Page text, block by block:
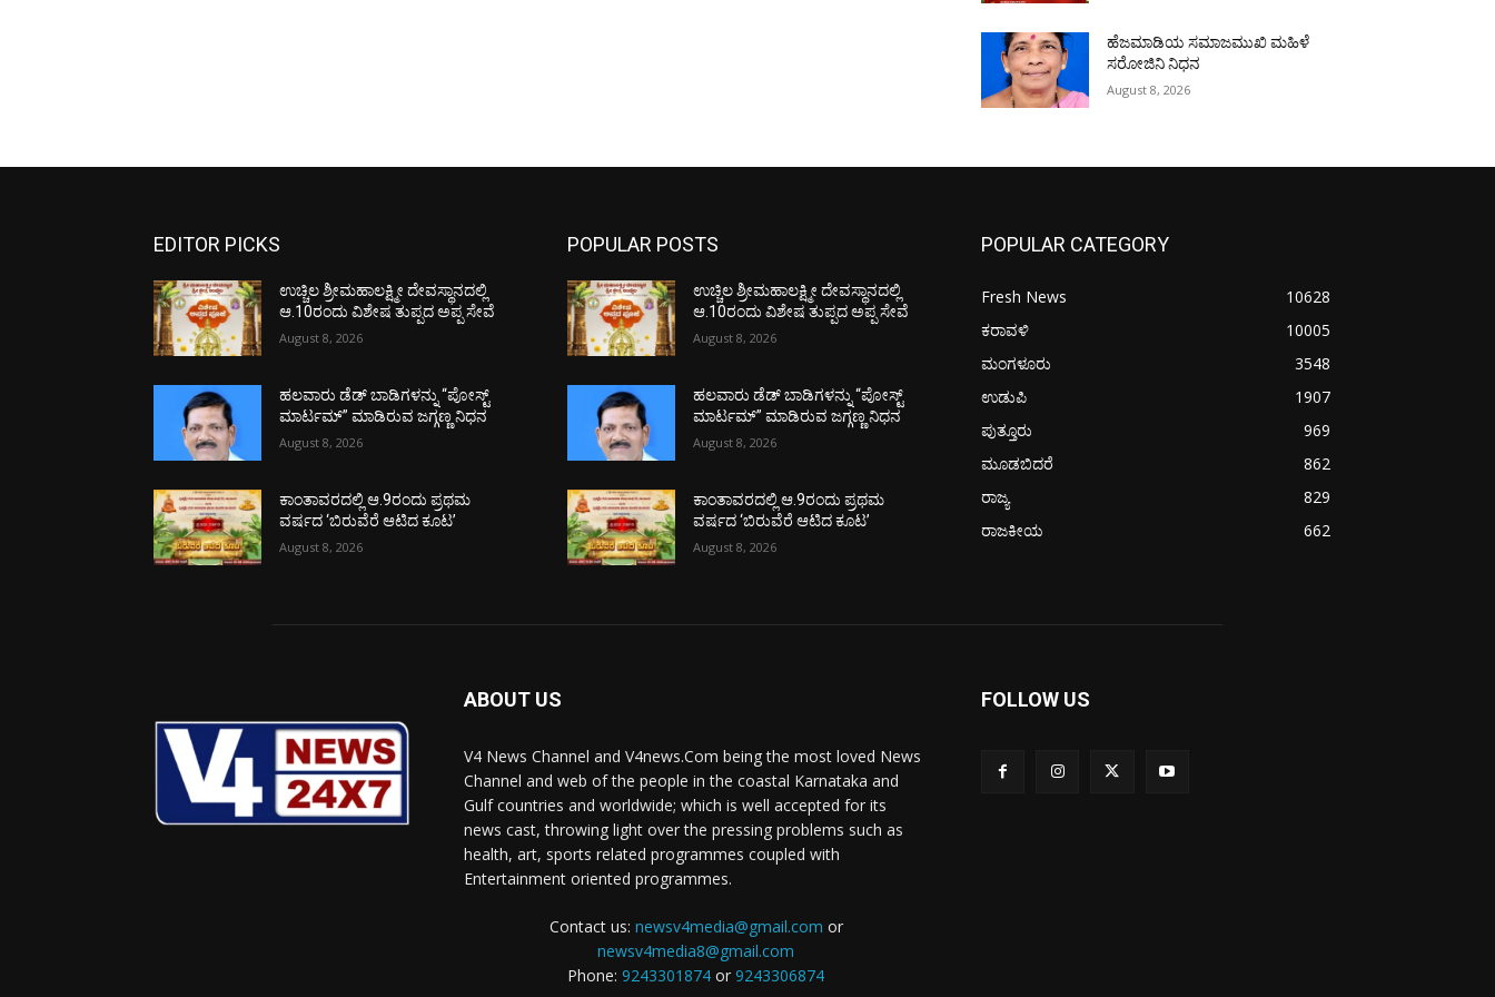
ಹೆಜಮಾಡಿಯ ಸಮಾಜಮುಖಿ ಮಹಿಳೆ
ಸರೋಜಿನಿ ನಿಧನ
August 8, 2026
EDITOR PICKS
ಉಚ್ಚಿಲ ಶ್ರೀಮಹಾಲಕ್ಷ್ಮೀ ದೇವಸ್ಥಾನದಲ್ಲಿ
ಆ.10ರಂದು ವಿಶೇಷ ತುಪ್ಪದ ಅಪ್ಪ ಸೇವೆ
August 8, 2026
ಹಲವಾರು ಡೆಡ್ ಬಾಡಿಗಳನ್ನು “ಪೋಸ್ಟ್
ಮಾರ್ಟಮ್” ಮಾಡಿರುವ ಜಗ್ಗಣ್ಣ ನಿಧನ
August 8, 2026
ಕಾಂತಾವರದಲ್ಲಿ ಆ.9ರಂದು ಪ್ರಥಮ
ವರ್ಷದ ‘ಬಿರುವೆರೆ ಆಟಿದ ಕೂಟ’
August 8, 2026
POPULAR POSTS
ಉಚ್ಚಿಲ ಶ್ರೀಮಹಾಲಕ್ಷ್ಮೀ ದೇವಸ್ಥಾನದಲ್ಲಿ
ಆ.10ರಂದು ವಿಶೇಷ ತುಪ್ಪದ ಅಪ್ಪ ಸೇವೆ
August 8, 2026
ಹಲವಾರು ಡೆಡ್ ಬಾಡಿಗಳನ್ನು “ಪೋಸ್ಟ್
ಮಾರ್ಟಮ್” ಮಾಡಿರುವ ಜಗ್ಗಣ್ಣ ನಿಧನ
August 8, 2026
ಕಾಂತಾವರದಲ್ಲಿ ಆ.9ರಂದು ಪ್ರಥಮ
ವರ್ಷದ ‘ಬಿರುವೆರೆ ಆಟಿದ ಕೂಟ’
August 8, 2026
POPULAR CATEGORY
Fresh News
10628
ಕರಾವಳಿ
10005
ಮಂಗಳೂರು
3548
ಉಡುಪಿ
1907
ಪುತ್ತೂರು
969
ಮೂಡಬಿದರೆ
862
ರಾಜ್ಯ
829
ರಾಜಕೀಯ
662
ABOUT US
V4 News Channel and V4news.Com being the most loved News
Channel and web of the people in the coastal Karnataka and
Gulf countries and worldwide; which is well accepted for its
news cast, throwing light over the pressing problems such as
health, art, sports related programmes coupled with
Entertainment oriented programmes.
Contact us: newsv4media@gmail.com or
newsv4media8@gmail.com
Phone: 9243301874 or 9243306874
FOLLOW US